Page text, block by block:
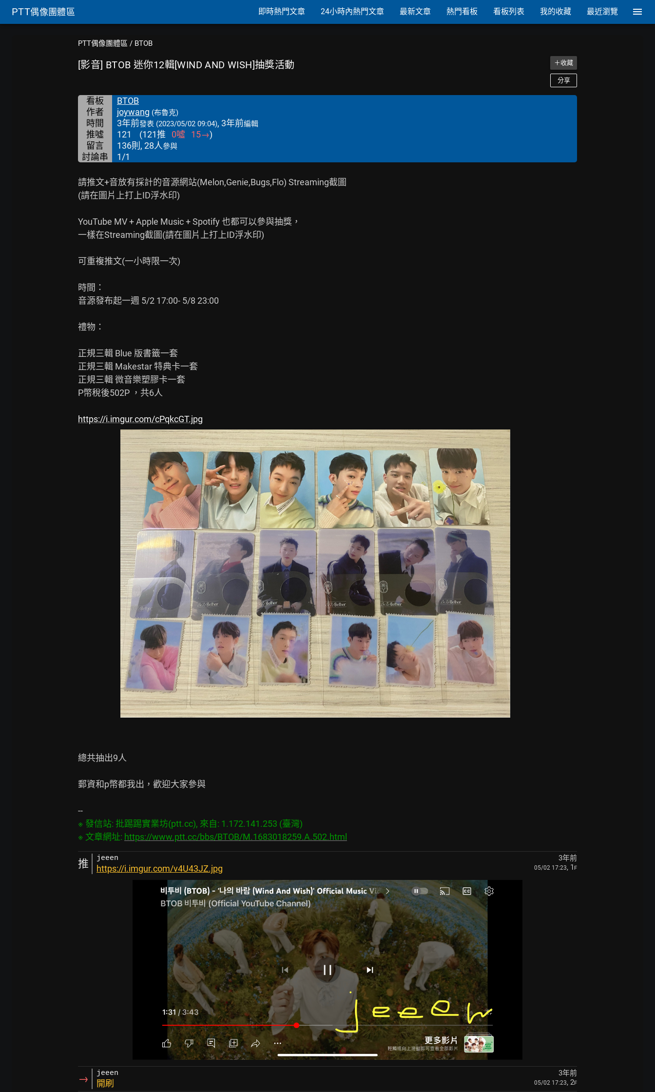
PTT偶像團體區 即時熱門文章 24小時內熱門文章 最新文章 熱門看板 看板列表 我的收藏 最近瀏覽
PTT偶像團體區 / BTOB
[影音] BTOB 迷你12輯[WIND AND WISH]抽獎活動 ＋收藏
分享
看板
BTOB
作者
joywang (布魯克)
時間 3年前發表 (2023/05/02 09:04), 3年前編輯
推噓 121 (121推 0噓 15→)
留言
136則, 28人參與
討論串 1/1
請推文+音放有採計的音源網站(Melon,Genie,Bugs,Flo) Streaming截圖
(請在圖片上打上ID浮水印)
YouTube MV + Apple Music + Spotify 也都可以參與抽獎，
一樣在Streaming截圖(請在圖片上打上ID浮水印)
可重複推文(一小時限一次)
時間：
音源發布起一週 5/2 17:00- 5/8 23:00
禮物：
正規三輯 Blue 版書籤一套
正規三輯 Makestar 特典卡一套
正規三輯 微音樂塑膠卡一套
P幣稅後502P ，共6人
https://i.imgur.com/cPqkcGT.jpg
總共抽出9人
郵資和p幣都我出，歡迎大家參與
※ 發信站: 批踢踢實業坊(ptt.cc), 來自: 1.172.141.253 (臺灣)
※ 文章網址: https://www.ptt.cc/bbs/BTOB/M.1683018259.A.502.html
推 jeeen 3年前
https://i.imgur.com/v4U43JZ.jpg 05/02 17:23, 1 F
→ jeeen 3年前
開刷 05/02 17:23, 2F